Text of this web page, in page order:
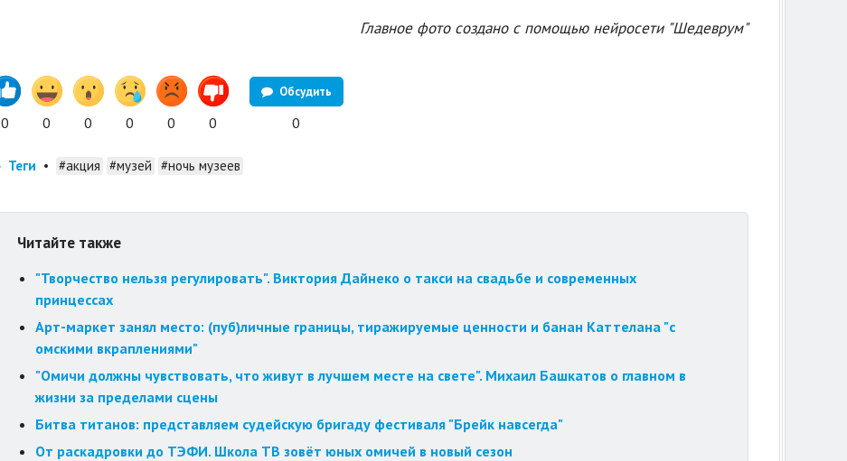
Главное фото создано с помощью нейросети "Шедеврум"
0 0 0 0 0 0
Обсудить
0
Теги • #акция #музей #ночь музеев
Читайте также
"Творчество нельзя регулировать". Виктория Дайнеко о такси на свадьбе и современных
принцессах
Арт-маркет занял место: (пуб)личные границы, тиражируемые ценности и банан Каттелана "с
омскими вкраплениями"
"Омичи должны чувствовать, что живут в лучшем месте на свете". Михаил Башкатов о главном в
жизни за пределами сцены
Битва титанов: представляем судейскую бригаду фестиваля "Брейк навсегда"
От раскадровки до ТЭФИ. Школа ТВ зовёт юных омичей в новый сезон